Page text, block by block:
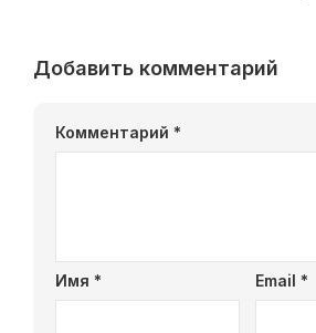
Добавить комментарий
Комментарий *
Имя * Email *